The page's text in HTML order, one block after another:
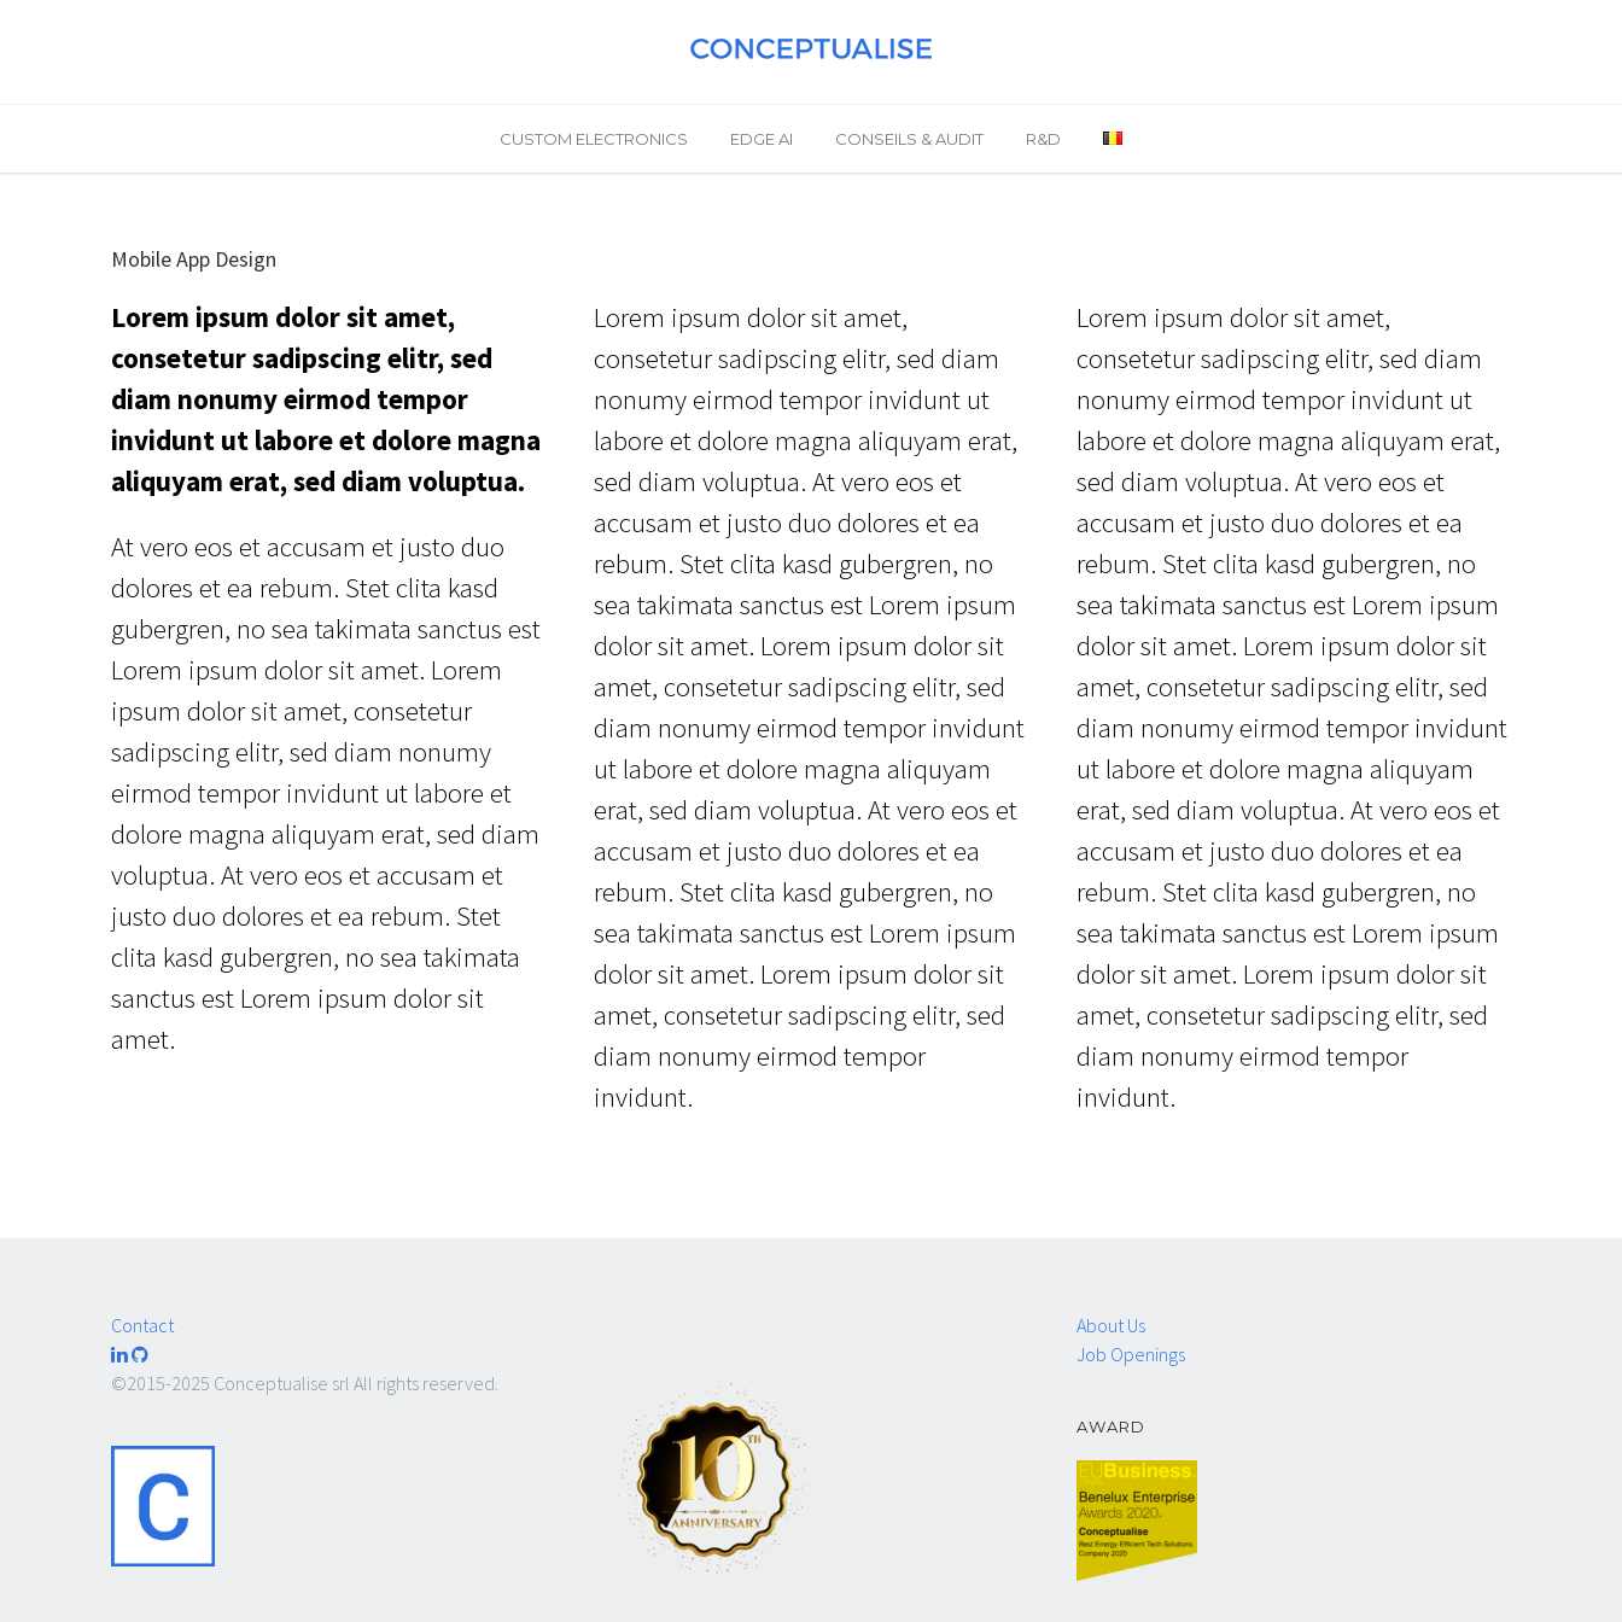
CUSTOM ELECTRONICS EDGE AI CONSEILS & AUDIT R&D
Mobile App Design
Lorem ipsum dolor sit amet,
consetetur sadipscing elitr, sed
diam nonumy eirmod tempor
invidunt ut labore et dolore magna
aliquyam erat, sed diam voluptua.
At vero eos et accusam et justo duo
dolores et ea rebum. Stet clita kasd
gubergren, no sea takimata sanctus est
Lorem ipsum dolor sit amet. Lorem
ipsum dolor sit amet, consetetur
sadipscing elitr, sed diam nonumy
eirmod tempor invidunt ut labore et
dolore magna aliquyam erat, sed diam
voluptua. At vero eos et accusam et
justo duo dolores et ea rebum. Stet
clita kasd gubergren, no sea takimata
sanctus est Lorem ipsum dolor sit
amet.
Lorem ipsum dolor sit amet,
consetetur sadipscing elitr, sed diam
nonumy eirmod tempor invidunt ut
labore et dolore magna aliquyam erat,
sed diam voluptua. At vero eos et
accusam et justo duo dolores et ea
rebum. Stet clita kasd gubergren, no
sea takimata sanctus est Lorem ipsum
dolor sit amet. Lorem ipsum dolor sit
amet, consetetur sadipscing elitr, sed
diam nonumy eirmod tempor invidunt
ut labore et dolore magna aliquyam
erat, sed diam voluptua. At vero eos et
accusam et justo duo dolores et ea
rebum. Stet clita kasd gubergren, no
sea takimata sanctus est Lorem ipsum
dolor sit amet. Lorem ipsum dolor sit
amet, consetetur sadipscing elitr, sed
diam nonumy eirmod tempor
invidunt.
Lorem ipsum dolor sit amet,
consetetur sadipscing elitr, sed diam
nonumy eirmod tempor invidunt ut
labore et dolore magna aliquyam erat,
sed diam voluptua. At vero eos et
accusam et justo duo dolores et ea
rebum. Stet clita kasd gubergren, no
sea takimata sanctus est Lorem ipsum
dolor sit amet. Lorem ipsum dolor sit
amet, consetetur sadipscing elitr, sed
diam nonumy eirmod tempor invidunt
ut labore et dolore magna aliquyam
erat, sed diam voluptua. At vero eos et
accusam et justo duo dolores et ea
rebum. Stet clita kasd gubergren, no
sea takimata sanctus est Lorem ipsum
dolor sit amet. Lorem ipsum dolor sit
amet, consetetur sadipscing elitr, sed
diam nonumy eirmod tempor
invidunt.
Contact
©2015-2025 Conceptualise srl All rights reserved.
About Us
Job Openings
AWARD